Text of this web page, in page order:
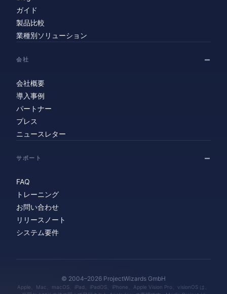
ガイド
製品比較
業種別ソリューション
会社
会社概要
導入事例
パートナー
プレス
ニュースレター
サポート
FAQ
トレーニング
お問い合わせ
リリースノート
システム要件
© 2004–2026 ProjectWizards GmbH
Apple、Mac、macOS、iPad、iPadOS、iPhone、Apple Vision Pro、visionOS は、